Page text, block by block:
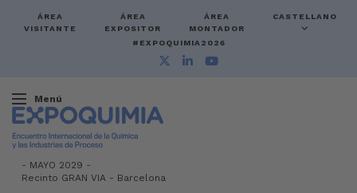
ÁREA
VISITANTE
ÁREA
EXPOSITOR
ÁREA
MONTADOR
CASTELLANO
#EXPOQUIMIA2026
Menú
- MAYO 2029 -
Recinto GRAN VIA - Barcelona